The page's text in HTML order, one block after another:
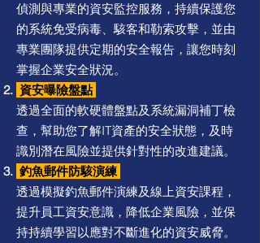
偵測與專業的資安監控服務，持續保護您
的系統免受病毒、駭客和勒索攻擊，並由
專業團隊提供定期的安全報告，讓您時刻
掌握企業安全狀況。
資安曝險盤點
透過全面的軟硬體盤點及系統漏洞補丁檢
查，幫助您了解IT資產的安全狀態，及時
識別潛在風險並提供針對性的改進建議。
釣魚郵件防駭演練
透過模擬釣魚郵件演練及線上資安課程，
提升員工資安意識，降低企業風險，並保
持持續學習以應對不斷進化的資安威脅。